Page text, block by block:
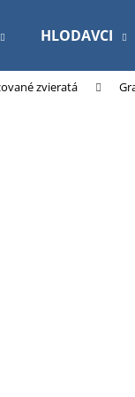
HLODAVCI
zvieratá
Co
PODLOŽKA